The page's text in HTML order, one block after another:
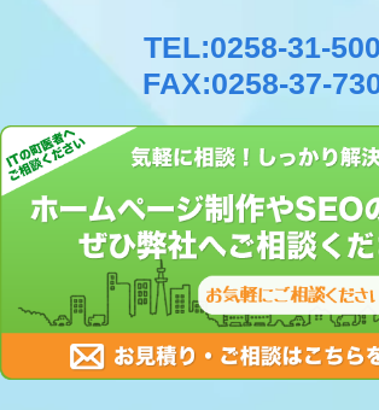
TEL:0258-31-
FAX:0258-37-